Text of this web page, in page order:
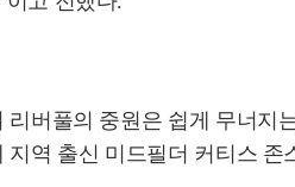
리버풀의 중원은 쉽게 무너
지역 출신 미드필더 커티스